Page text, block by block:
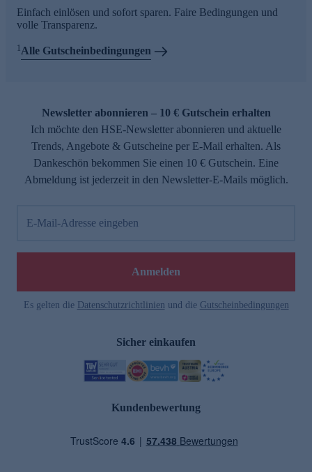
Einfach einlösen und sofort sparen. Faire Bedingungen und
volle Transparenz.
1Alle Gutscheinbedingungen
Newsletter abonnieren – 10 € Gutschein erhalten
Ich möchte den HSE-Newsletter abonnieren und aktuelle
Trends, Angebote & Gutscheine per E-Mail erhalten. Als
Dankeschön bekommen Sie einen 10 € Gutschein. Eine
Abmeldung ist jederzeit in den Newsletter-E-Mails möglich.
E-Mail-Adresse eingeben
Anmelden
Es gelten die Datenschutzrichtlinien und die Gutscheinbedingungen
Sicher einkaufen
Kundenbewertung